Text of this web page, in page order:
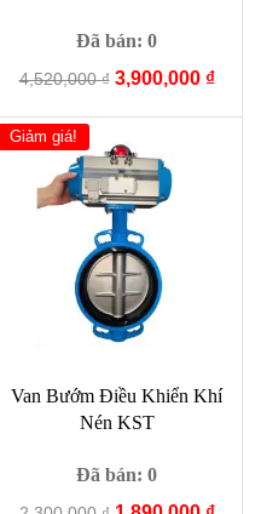
Đã bán: 0
4,520,000₫ Giá
4,520,000 ₫.
3,900,000 ₫Giá
Giảm giá!
Van Bướm Điều Khiển Khí
Nén KST
Đã bán: 0